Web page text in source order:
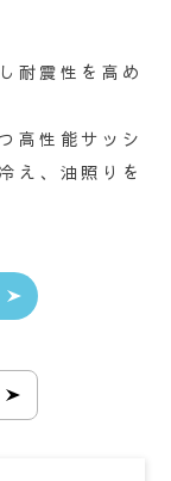
耐震性を高め
高性能サッシ
え、油照りを